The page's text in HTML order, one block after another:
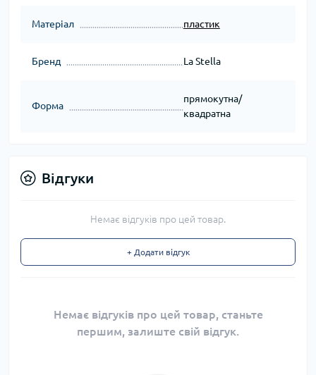
Матеріал пластик
Бренд La Stella
Форма
прямокутна/
квадратна
Відгуки
Немає відгуків про цей товар.
+ Додати відгук
Немає відгуків про цей товар, станьте
першим, залиште свій відгук.